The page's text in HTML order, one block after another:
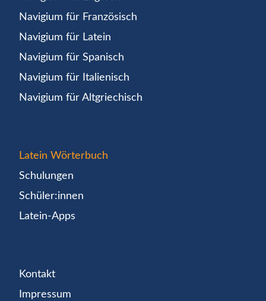
Navigium für Französisch
Navigium für Latein
Navigium für Spanisch
Navigium für Italienisch
Navigium für Altgriechisch
Latein Wörterbuch
Schulungen
Schüler:innen
Latein-Apps
Kontakt
Impressum